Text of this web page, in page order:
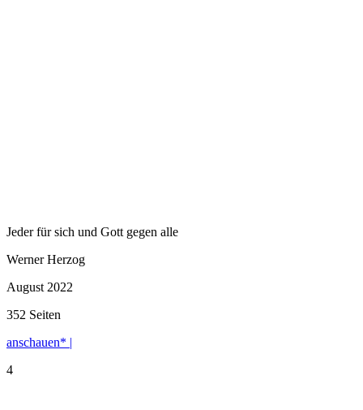
Jeder für sich und Gott gegen alle
Werner Herzog
August 2022
352 Seiten
anschauen* |
4